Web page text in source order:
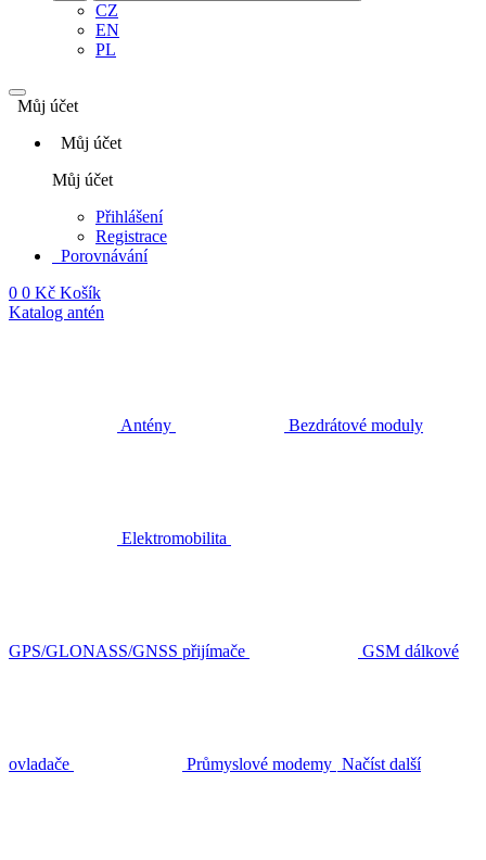
CZ
EN
PL
Můj účet
Můj účet
Můj účet
Přihlášení
Registrace
Porovnávání
0 0 Kč Košík
Katalog antén
Antény Bezdrátové moduly
Elektromobilita
GPS/GLONASS/GNSS přijímače GSM dálkové
ovladače Průmyslové modemy Načíst další